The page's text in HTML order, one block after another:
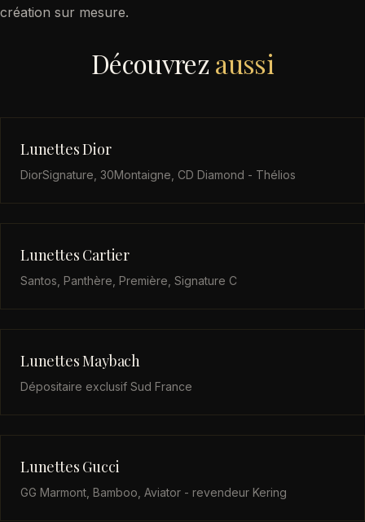
création sur mesure.
Découvrezaussi
Lunettes Dior
DiorSignature, 30Montaigne, CD Diamond - Thélios
Lunettes Cartier
Santos, Panthère, Première, Signature C
Lunettes Maybach
Dépositaire exclusif Sud France
Lunettes Gucci
GG Marmont, Bamboo, Aviator - revendeur Kering